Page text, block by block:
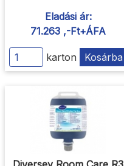
Eladási ár:
71.263 ,-Ft+ÁFA
karton Kosárba